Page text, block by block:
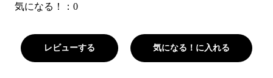
気になる！： 0
レビューする 気になる！に入れる